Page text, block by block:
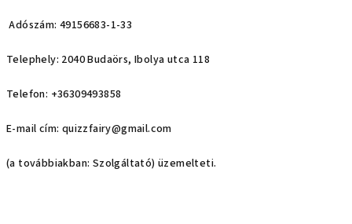
Adószám: 49156683-1-33
Telephely: 2040 Budaörs, Ibolya utca 118
Telefon: +36309493858
E-mail cím: quizzfairy@gmail.com
(a továbbiakban: Szolgáltató) üzemelteti.